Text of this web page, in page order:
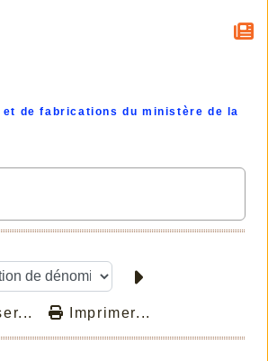
de fabrications du ministère de la
Imprimer...